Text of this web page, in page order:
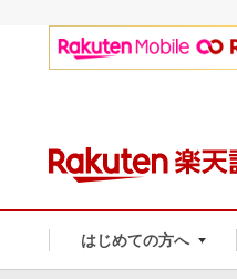
はじめての方へ